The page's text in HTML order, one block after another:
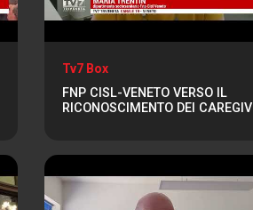
Tv7 Box
FNP CISL-VENETO VERSO IL
RICONOSCIMENTO DEI CAREGIV